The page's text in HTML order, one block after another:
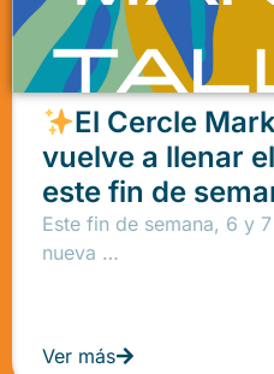
El Cercle
vuelve a llenar
este fin de
Este fin de semana, 6 y
nueva …
Ver más